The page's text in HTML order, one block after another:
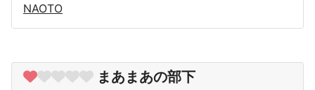
NAOTO
まあまあの部下